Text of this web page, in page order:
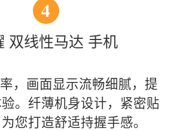
4
双线性马达 手机
，画面显示流畅细腻，提
。纤薄机身设计，紧密贴
您打造舒适持握手感。